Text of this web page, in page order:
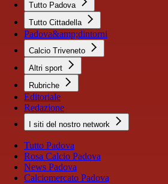
Tutto Padova
Tutto Cittadella
Padova&amp;dintorni
Calcio Triveneto
Altri sport
Rubriche
Editoriale
Redazione
I siti del nostro network
Tutto Padova
Rosa Calcio Padova
News Padova
Calciomercato Padova